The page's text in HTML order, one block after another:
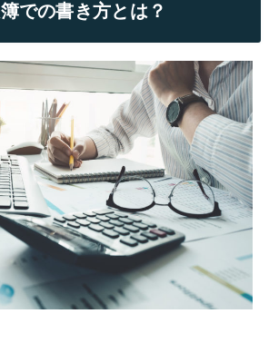
での書き方とは？